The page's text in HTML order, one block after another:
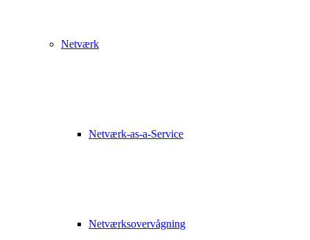
Netværk
Netværk-as-a-Service
Netværksovervågning